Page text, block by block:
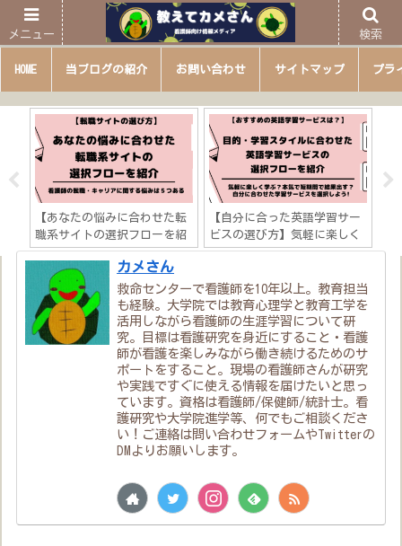
HOME 当ブログの紹介 お問い合わせ サイトマップ プラ
【あなたの悩みに合わせた転
職系サイトの選択フローを紹
介】看護師の転職・キャリア
に関する悩みは５つある？
【自分に合った英語学習サー
ビスの選び方】気軽に楽しく
学ぶ？本気で短期間で結果出
テ
カメさん
救命センターで看護師を10年以上。教育担当
も経験。大学院では教育心理学と教育工学を
活用しながら看護師の生涯学習について研
究。目標は看護研究を身近にすること・看護
師が看護を楽しみながら働き続けるためのサ
ポートをすること。現場の看護師さんが研究
や実践ですぐに使える情報を届けたいと思っ
ています。資格は看護師/保健師/統計士。看
護研究や大学院進学等、何でもご相談くださ
い！ご連絡は問い合わせフォームやTwitterの
DMよりお願いします。
メニュー 検索